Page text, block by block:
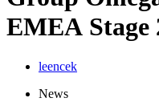
EMEA Stage
leencek
News